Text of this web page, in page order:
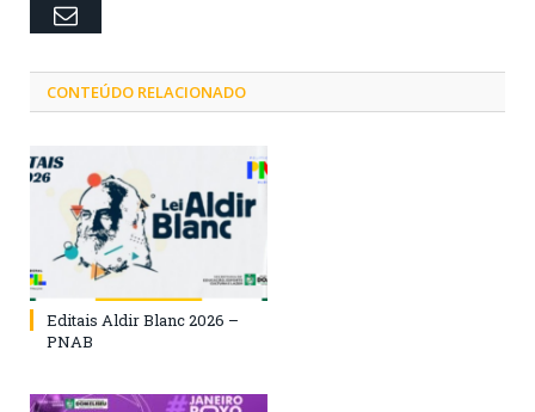
Email
CONTEÚDO RELACIONADO
Editais Aldir Blanc 2026 –
PNAB